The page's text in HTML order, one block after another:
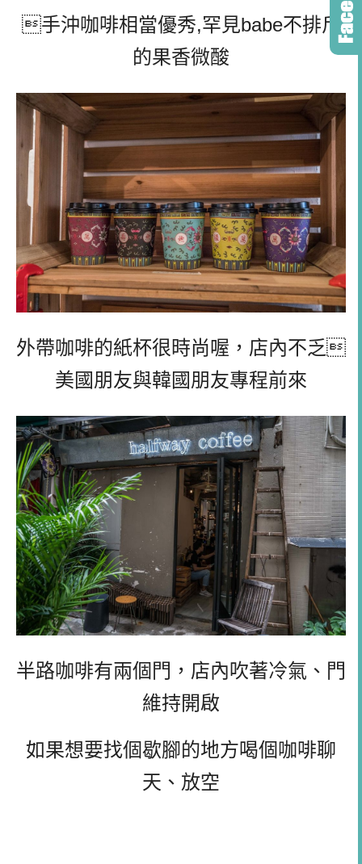
手沖咖啡相當優秀,罕見babe不排斥
的果香微酸
外帶咖啡的紙杯很時尚喔，店內不乏
美國朋友與韓國朋友專程前來
半路咖啡有兩個門，店內吹著冷氣、門
維持開啟
如果想要找個歇腳的地方喝個咖啡聊
天、放空